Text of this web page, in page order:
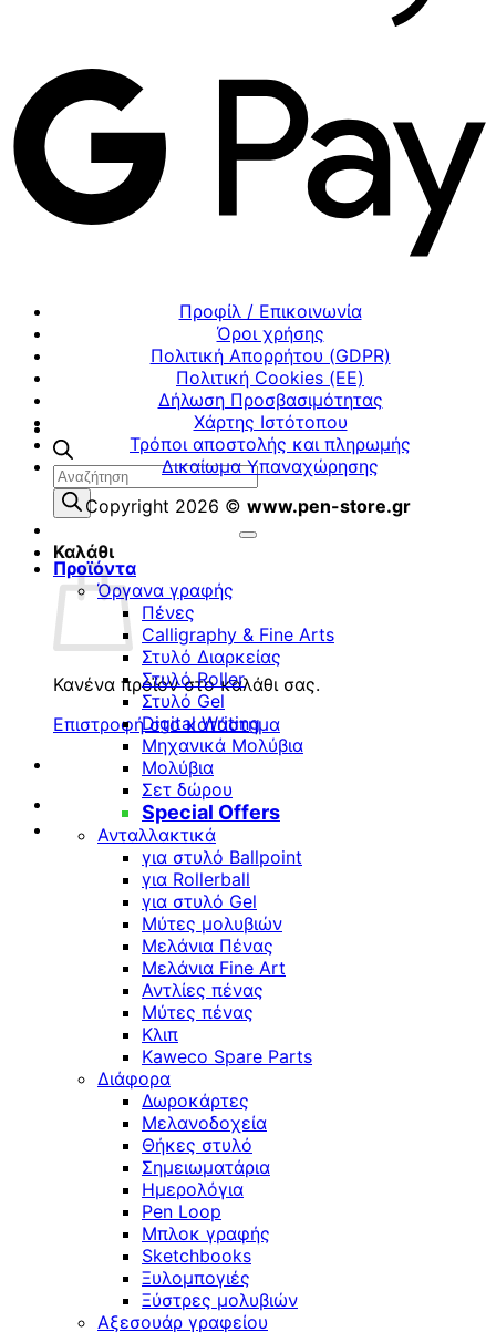
Αναζήτηση
προϊόντων
Καλάθι
Κανένα προϊόν στο καλάθι σας.
Επιστροφή στο κατάστημα
Προφίλ / Επικοινωνία
Όροι χρήσης
Πολιτική Απορρήτου (GDPR)
Πολιτική Cookies (ΕΕ)
Δήλωση Προσβασιμότητας
Χάρτης Ιστότοπου
Τρόποι αποστολής και πληρωμής
Δικαίωμα Υπαναχώρησης
Copyright 2026 © www.pen-store.gr
Προϊόντα
Όργανα γραφής
Πένες
Calligraphy & Fine Arts
Στυλό Διαρκείας
Στυλό Roller
Στυλό Gel
Digital Writing
Μηχανικά Μολύβια
Μολύβια
Σετ δώρου
Special Offers
Ανταλλακτικά
για στυλό Ballpoint
για Rollerball
για στυλό Gel
Μύτες μολυβιών
Μελάνια Πένας
Μελάνια Fine Art
Αντλίες πένας
Μύτες πένας
Κλιπ
Kaweco Spare Parts
Διάφορα
Δωροκάρτες
Μελανοδοχεία
Θήκες στυλό
Σημειωματάρια
Ημερολόγια
Pen Loop
Μπλοκ γραφής
Sketchbooks
Ξυλομπογιές
Ξύστρες μολυβιών
Αξεσουάρ γραφείου